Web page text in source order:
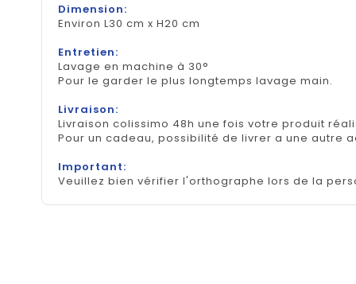
Dimension:
Environ L30 cm x H20 cm
Entretien:
Lavage en machine à 30°
Pour le garder le plus longtemps lavage main.
Livraison:
Livraison colissimo 48h une fois votre produit
Pour un cadeau, possibilité de livrer a une autre
Important:
Veuillez bien vérifier l'orthographe lors de la